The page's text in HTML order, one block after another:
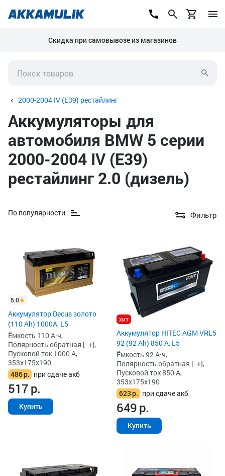
Скидка при самовывозе из магазинов
2000-2004 IV (E39) рестайлинг
Аккумуляторы для
автомобиля BMW 5 серии
2000-2004 IV (E39)
рестайлинг 2.0 (дизель)
По популярности Фильтр
5.0
Аккумулятор Decus золото
(110 Ah) 1000A, L5
Ёмкость 110 А·ч,
Полярность обратная [- +],
Пусковой ток 1000 А,
353x175x190
486р. при сдаче акб
517р.
Купить
хит
Аккумулятор HITEC AGM VRL5
92 (92 Ah) 850 А, L5
Ёмкость 92 А·ч,
Полярность обратная [- +],
Пусковой ток 850 А,
353x175x190
623р. при сдаче акб
649р.
Купить